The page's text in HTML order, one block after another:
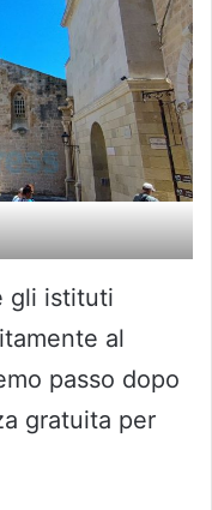
gli istituti
al
passo dopo
gratuita per